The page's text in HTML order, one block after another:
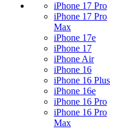
iPhone 17 Pro
iPhone 17 Pro
Max
iPhone 17e
iPhone 17
iPhone Air
iPhone 16
iPhone 16 Plus
iPhone 16e
iPhone 16 Pro
iPhone 16 Pro
Max